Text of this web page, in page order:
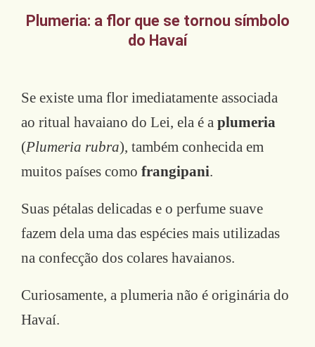
Plumeria: a flor que se tornou símbolo
do Havaí
Se existe uma flor imediatamente associada
ao ritual havaiano do Lei, ela é a plumeria
(Plumeria rubra), também conhecida em
muitos países como frangipani.
Suas pétalas delicadas e o perfume suave
fazem dela uma das espécies mais utilizadas
na confecção dos colares havaianos.
Curiosamente, a plumeria não é originária do
Havaí.